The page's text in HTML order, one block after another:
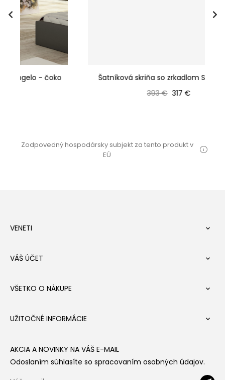
Šatníková skriňa so zrkadlom Sara - čoko
Zodpovedný hospodársky subjekt za tento produkt v
EÚ
VENETI 
VÁŠ ÚČET 
VŠETKO O NÁKUPE 
UŽITOČNÉ INFORMÁCIE 
AKCIA A NOVINKY NA VÁŠ E-MAIL
Odoslaním súhlasíte so spracovaním osobných údajov.